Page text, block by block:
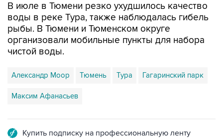
В июле в Тюмени резко ухудшилось качество
воды в реке Тура, также наблюдалась гибель
рыбы. В Тюмени и Тюменском округе
организовали мобильные пункты для набора
чистой воды.
Александр Моор Тюмень Тура Гагаринский парк
Максим Афанасьев
Купить подписку на профессиональную ленту